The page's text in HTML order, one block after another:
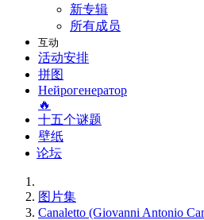
新专辑
所有成员
互动
活动安排
拼图
Нейрогенератор
🔥
十五个谜题
壁纸
论坛
图片集
Canaletto (Giovanni Antonio